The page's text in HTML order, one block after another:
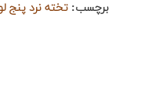
برچسب: تخته نرد پنج